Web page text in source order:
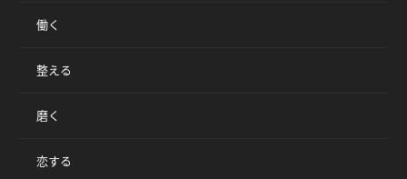
働く
整える
磨く
恋する